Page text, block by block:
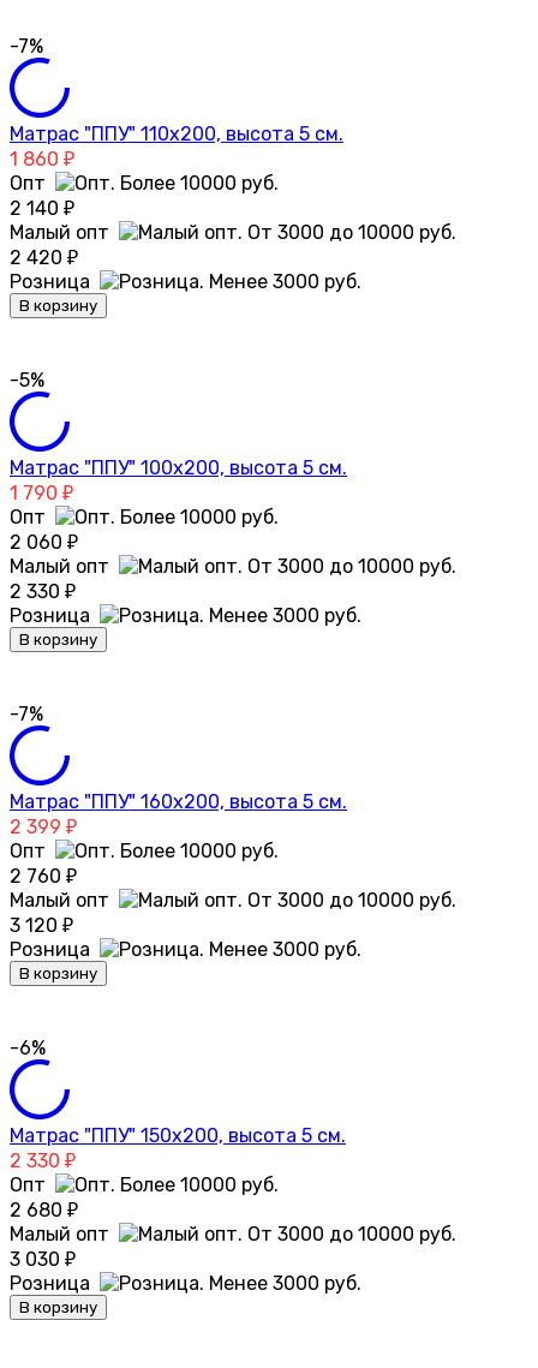
-7%
Матрас "ППУ" 110х200, высота 5 см.
1 860 ₽
Опт
2 140 ₽
Малый опт
2 420 ₽
Розница
В корзину
-5%
Матрас "ППУ" 100х200, высота 5 см.
1 790 ₽
Опт
2 060 ₽
Малый опт
2 330 ₽
Розница
В корзину
-7%
Матрас "ППУ" 160х200, высота 5 см.
2 399 ₽
Опт
2 760 ₽
Малый опт
3 120 ₽
Розница
В корзину
-6%
Матрас "ППУ" 150х200, высота 5 см.
2 330 ₽
Опт
2 680 ₽
Малый опт
3 030 ₽
Розница
В корзину